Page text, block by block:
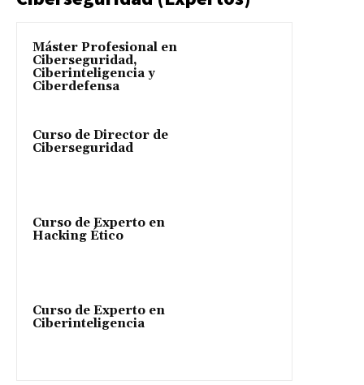
Máster Profesional en
Ciberseguridad,
Ciberinteligencia y
Ciberdefensa
Curso de Director de
Ciberseguridad
Curso de Experto en
Hacking Ético
Curso de Experto en
Ciberinteligencia